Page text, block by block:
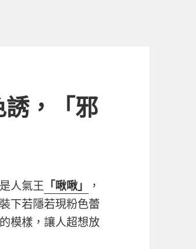
，「邪
人氣王 「啾啾」
，
下若隱若現粉色蕾
模樣，讓人超想放